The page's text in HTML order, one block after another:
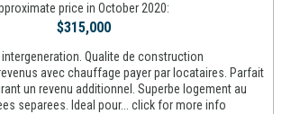
price in October 2020:
$315,000
Qualite de construction
avec chauffage payer par locataires. Parfait
un revenu additionnel. Superbe logement au
separees. Ideal pour... click for more info